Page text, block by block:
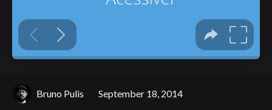
Bruno Pulis September 18, 2014